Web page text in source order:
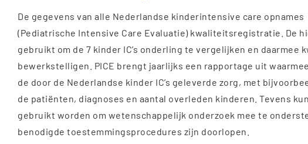
De gegevens van alle Nederlandse kinderintensive care
(Pediatrische Intensive Care Evaluatie) kwaliteitsregistratie. De
gebruikt om de 7 kinder IC’s onderling te vergelijken en
bewerkstelligen. PICE brengt jaarlijks een rapportage uit
de door de Nederlandse kinder IC’s geleverde zorg, met
de patiënten, diagnoses en aantal overleden kinderen. Tevens
gebruikt worden om wetenschappelijk onderzoek mee te
benodigde toestemmingsprocedures zijn doorlopen.